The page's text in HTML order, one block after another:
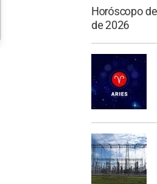
Horóscopo
de 2026